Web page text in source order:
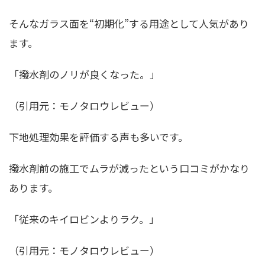
そんなガラス面を“初期化”する用途として人気があり
ます。
「撥水剤のノリが良くなった。」
（引用元：モノタロウレビュー）
下地処理効果を評価する声も多いです。
撥水剤前の施工でムラが減ったという口コミがかなり
あります。
「従来のキイロビンよりラク。」
（引用元：モノタロウレビュー）